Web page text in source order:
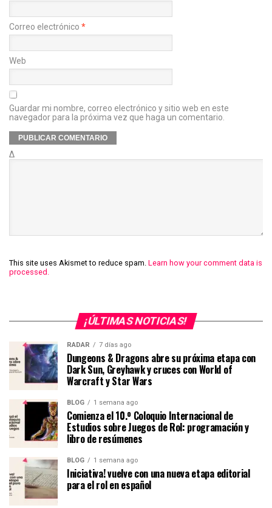
Correo electrónico *
Web
Guardar mi nombre, correo electrónico y sitio web en este
navegador para la próxima vez que haga un comentario.
Δ
This site uses Akismet to reduce spam. Learn how your comment data is
processed.
¡ÚLTIMAS NOTICIAS!
RADAR 7 días ago
Dungeons & Dragons abre su próxima etapa con
Dark Sun, Greyhawk y cruces con World of
Warcraft y Star Wars
BLOG 1 semana ago
Comienza el 10.º Coloquio Internacional de
Estudios sobre Juegos de Rol: programación y
libro de resúmenes
BLOG 1 semana ago
Iniciativa! vuelve con una nueva etapa editorial
para el rol en español